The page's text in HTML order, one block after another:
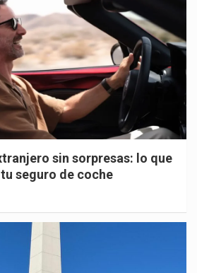
sin sorpresas: lo que
seguro de coche